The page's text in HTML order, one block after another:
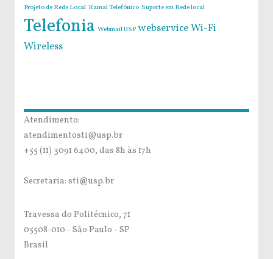
Projeto de Rede Local Ramal Telefônico Suporte em Rede local
Telefonia Webmail USP webserviceWi-Fi
Wireless
Atendimento:
atendimentosti@usp.br
+55 (11) 3091 6400, das 8h às 17h
Secretaria: sti@usp.br
Travessa do Politécnico, 71
05508-010 - São Paulo - SP
Brasil